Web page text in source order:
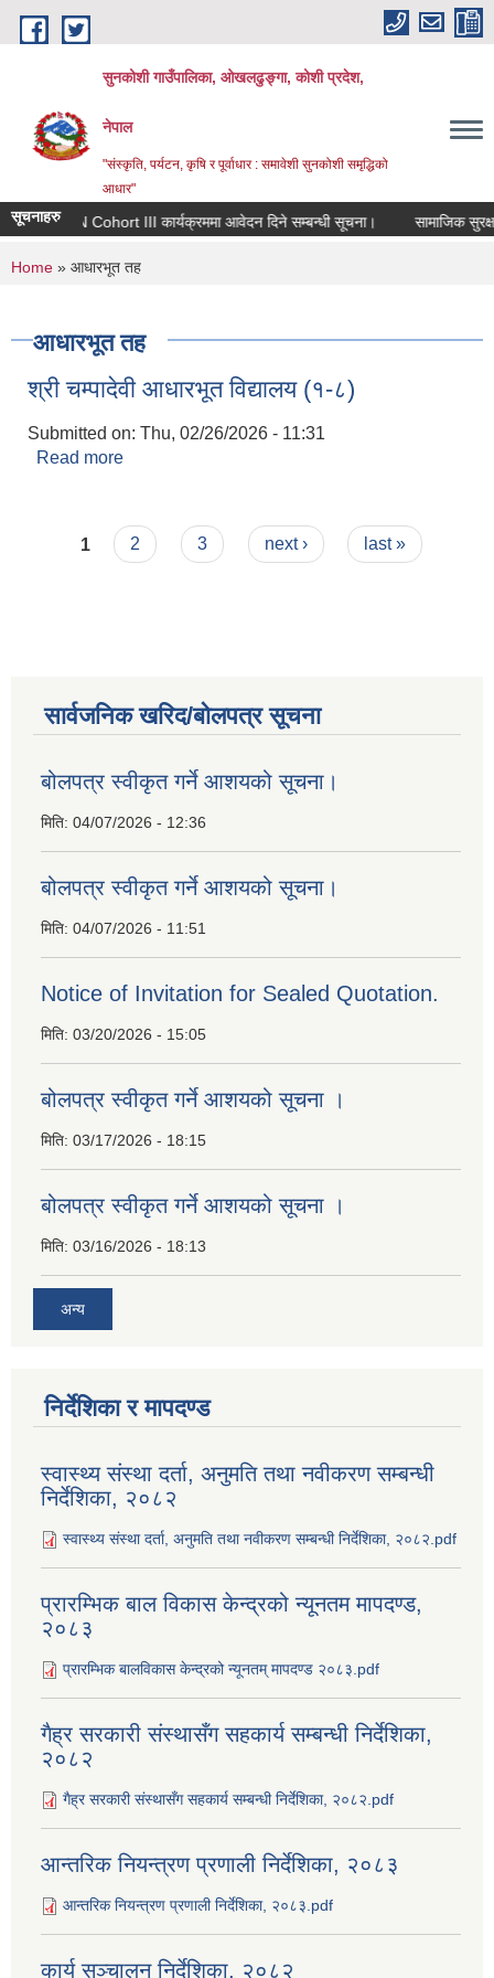
Skip to main content
सुनकोशी गाउँपालिका, ओखलढुङ्गा, कोशी प्रदेश,
नेपाल
"संस्कृति, पर्यटन, कृषि र पूर्वाधार : समावेशी सुनकोशी समृद्धिको
आधार"
सूचनाहरुRIN Cohort III कार्यक्रममा आवेदन दिने सम्बन्धी सूचना। सामाजिक सुरक्षा
You are here
Home » आधारभूत तह
आधारभूत तह
श्री चम्पादेवी आधारभूत विद्यालय (१-८)
Submitted on: Thu, 02/26/2026 - 11:31
Read more
Pages
1 2 3 next › last »
सार्वजनिक खरिद/बोलपत्र सूचना
बोलपत्र स्वीकृत गर्ने आशयको सूचना।
मिति: 04/07/2026 - 12:36
बोलपत्र स्वीकृत गर्ने आशयको सूचना।
मिति: 04/07/2026 - 11:51
Notice of Invitation for Sealed Quotation.
मिति: 03/20/2026 - 15:05
बोलपत्र स्वीकृत गर्ने आशयको सूचना ।
मिति: 03/17/2026 - 18:15
बोलपत्र स्वीकृत गर्ने आशयको सूचना ।
मिति: 03/16/2026 - 18:13
अन्य
निर्देशिका र मापदण्ड
स्वास्थ्य संस्था दर्ता, अनुमति तथा नवीकरण सम्बन्धी
निर्देशिका, २०८२
स्वास्थ्य संस्था दर्ता, अनुमति तथा नवीकरण सम्बन्धी निर्देशिका, २०८२.pdf
प्रारम्भिक बाल विकास केन्द्रको न्यूनतम मापदण्ड,
२०८३
प्रारम्भिक बालविकास केन्द्रको न्यूनतम् मापदण्ड २०८३.pdf
गैह्र सरकारी संस्थासँग सहकार्य सम्बन्धी निर्देशिका,
२०८२
गैह्र सरकारी संस्थासँग सहकार्य सम्बन्धी निर्देशिका, २०८२.pdf
आन्तरिक नियन्त्रण प्रणाली निर्देशिका, २०८३
आन्तरिक नियन्त्रण प्रणाली निर्देशिका, २०८३.pdf
कार्य सञ्‍चालन निर्देशिका, २०८२